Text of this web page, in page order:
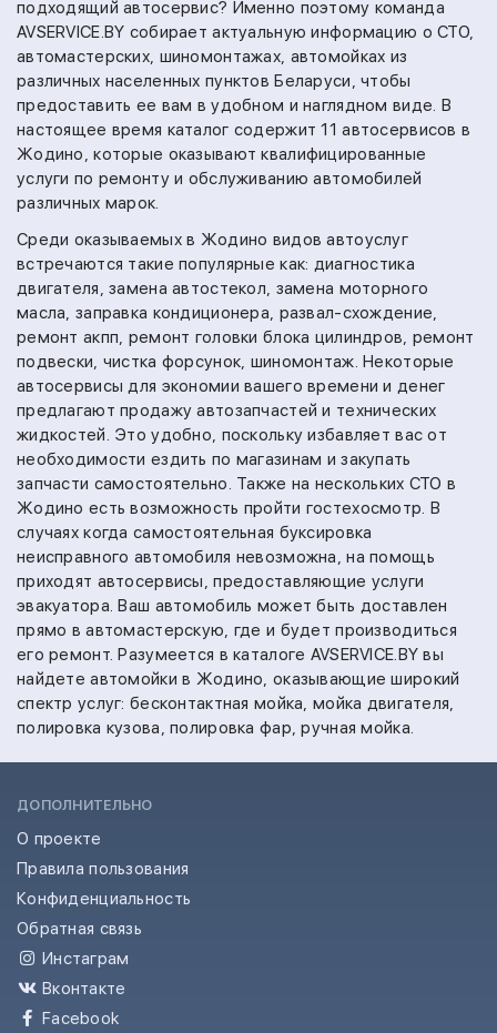
подходящий автосервис? Именно поэтому команда
AVSERVICE.BY собирает актуальную информацию о СТО,
автомастерских, шиномонтажах, автомойках из
различных населенных пунктов Беларуси, чтобы
предоставить ее вам в удобном и наглядном виде. В
настоящее время каталог содержит 11 автосервисов в
Жодино, которые оказывают квалифицированные
услуги по ремонту и обслуживанию автомобилей
различных марок.
Среди оказываемых в Жодино видов автоуслуг
встречаются такие популярные как: диагностика
двигателя,замена автостекол, замена моторного
масла, заправка кондиционера, развал-схождение,
ремонт акпп, ремонт головки блока цилиндров, ремонт
подвески, чистка форсунок, шиномонтаж. Некоторые
автосервисы для экономии вашего времени и денег
предлагают продажу автозапчастей и технических
жидкостей. Это удобно, поскольку избавляет вас от
необходимости ездить по магазинам и закупать
запчасти самостоятельно. Также на нескольких СТО в
Жодино есть возможность пройти гостехосмотр. В
случаях когда самостоятельная буксировка
неисправного автомобиля невозможна, на помощь
приходят автосервисы, предоставляющие услуги
эвакуатора. Ваш автомобиль может быть доставлен
прямо в автомастерскую, где и будет производиться
его ремонт. Разумеется в каталоге AVSERVICE.BY вы
найдете автомойки в Жодино, оказывающие широкий
спектр услуг: бесконтактная мойка,мойка двигателя,
полировка кузова,полировка фар,ручная мойка.
ДОПОЛНИТЕЛЬНО
О проекте
Правила пользования
Конфиденциальность
Обратная связь
Инстаграм
Вконтакте
Facebook